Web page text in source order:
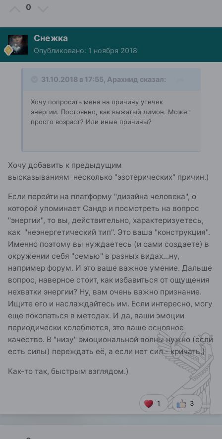
0
Снежка
Опубликовано: 1 ноября 2018
31.10.2018 в 17:55, Арахнид сказал:
Хочу попросить меня на причину утечек
энергии. Постоянно, как выжатый лимон. Может
просто возраст? Или иные причины?
Хочу добавить к предыдущим
высказываниям несколько "эзотерических" причин.)
Если перейти на платформу "дизайна человека", о
которой упоминает Сандр и посмотреть на вопрос
"энергии", то вы, действительно, характеризуетесь,
как "неэнергетический тип". Это ваша "конструкция".
Именно поэтому вы нуждаетесь (и сами создаете) в
окружении себя "семью" в разных видах...ну,
например форум. И это ваше важное умение. Дальше
вопрос, наверное стоит, как избавиться от ощущения
нехватки энергии? Ну, вам очень важно признание.
Ищите его и наслаждайтесь им. Если интересно, могу
еще покопаться в методах. И да, ваши эмоции
периодически колеблются, это ваше основное
качество. В "низу" эмоциональной волны нужно (если
есть силы) переждать её, а если нет сил - кричать.)
Как-то так, быстрым взглядом.)
1 3